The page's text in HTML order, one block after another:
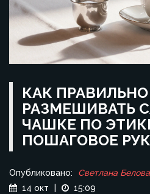
КАК ПРАВИЛЬНО
РАЗМЕШИВАТЬ
ЧАШКЕ ПО
ПОШАГОВОЕ
Опубликовано: Светлана Белова
14 окт
15:09